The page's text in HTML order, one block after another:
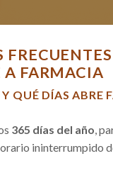
FRECUENTES
A FARMACIA
QUÉ DÍAS ABRE
365 días del año,
ininterrumpido